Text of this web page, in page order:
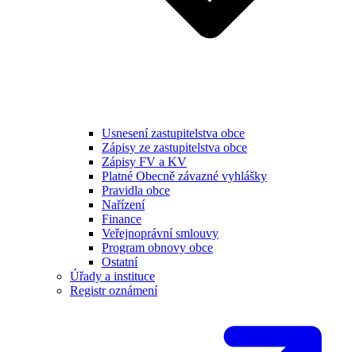
Usnesení zastupitelstva obce
Zápisy ze zastupitelstva obce
Zápisy FV a KV
Platné Obecně závazné vyhlášky
Pravidla obce
Nařízení
Finance
Veřejnoprávní smlouvy
Program obnovy obce
Ostatní
Úřady a instituce
Registr oznámení